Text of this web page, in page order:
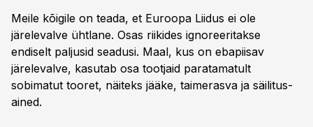
Meile kõigile on teada, et ­Euroopa Liidus ei ole
järelevalve ühtlane. Osas riikides ignoreeritakse
endiselt paljusid seadusi. Maal, kus on ebapiisav
järelevalve, kasutab osa tootjaid paratamatult
sobimatut tooret, näiteks jääke, taimerasva ja säilitus­
ained.